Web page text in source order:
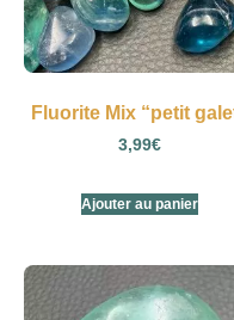
Fluorite Mix “petit
3,99€
Ajouter au panier